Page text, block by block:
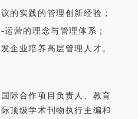
的实践的管理创新经验；
营的理念与管理体系；
企业培养高层管理人才。
际合作项目负责人、教育
顶级学术刊物执行主编和